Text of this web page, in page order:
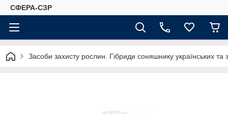
СФЕРА-СЗР
Засоби захисту рослин. Гібриди соняшнику українських та